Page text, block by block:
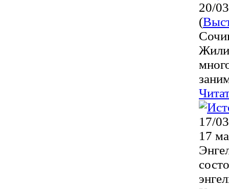
20/
(
17/
17